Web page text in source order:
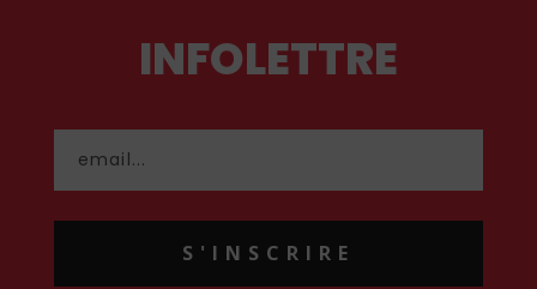
INFOLETTRE
S'INSCRIRE